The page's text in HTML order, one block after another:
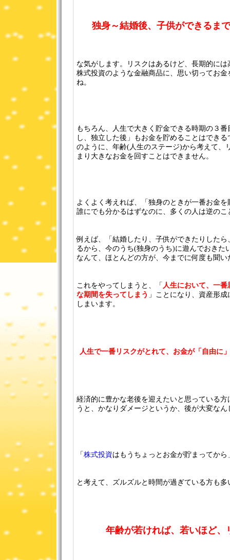
独身～結婚後、子供ができるま
な気がします。リスクはあるけど、長期的に
株式投資のような金融商品に、思い切ってお
ね。
もちろん、人生で大きく貯金できる時期の３
し、独立した後」もお金を貯めることはでき
のように、年齢(人生のステージ)から考えて、
まり大きなお金を回すことはできません。
よくよく考えれば、「独身のときが一番お金
誰にでも分かるはずなのに、多くの人は逆のこ
例えば、「結婚したり、子供ができたりした
るから、今のうち(独身のうち)に遊んでおきた
なんて、ほとんどの方が、今までに何度も聞
これをやってしまうと、「 人生において、一
な期間を失ってしまう 」ことになり、資産形
しまいます。
人生で一番リスクがとれて、お金が「自由に
経済的に豊かな老後を迎えたいと思っている
うと、かなりダメージというか、後が大変な
「 株式投資はもうちょっとお金が貯まってから
と考えて、ズルズルと時間が過ぎている方も多
年齢が若ければ、若いほど、